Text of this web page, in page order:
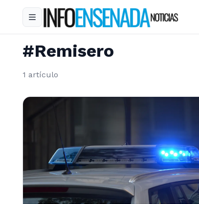
#Remisero
1 artículo